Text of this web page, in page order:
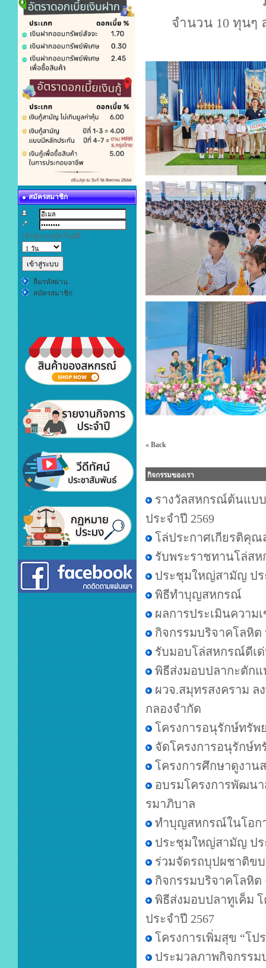
สมัครสมาชิก
:
:
เข้าสู่ระบบอัตโนมัติ :
ลืมรหัสผ่าน
สมัครสมาชิก
จำนวน 10 ทุนๆ
« Back
กิจกรรมของเรา
รางวัลสหกรณ์ต้นแบ
ประจำปี 2569
โล่ประกาศเกียรติคุ
รับพระราชทานโล่ส
ประชุมใหญ่สามัญ ปร
พิธีทำบุญสหกรณ์
ผลการประเมินความ
กิจกรรมบริจาคโลหิต
รับมอบโล่สหกรณ์ดีเ
พิธีส่งมอบปลากะตักแ
ผวจ.สมุทรสงคราม
กลองจำกัด
โครงการอนุรักษ์ทรั
จัดโครงการอนุรักษ์
โครงการศึกษาดูงา
อบรมโครงการพัฒน
รมาภิบาล
ทำบุญสหกรณ์ในโอก
ประชุมใหญ่สามัญ ปร
ร่วมจัดรถบุปผชาติข
กิจกรรมบริจาคโลหิต
พิธีส่งมอบปลาทูเค็ม
ประจำปี 2567
โครงการเพิ่มสุข “โป
ประมวลภาพกิจกรร